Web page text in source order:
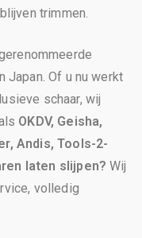
trimmen.
Japan. Of u nu werkt
schaar, wij
OKDV, Geisha,
Andis, Tools-2-
laten slijpen? Wij
volledig